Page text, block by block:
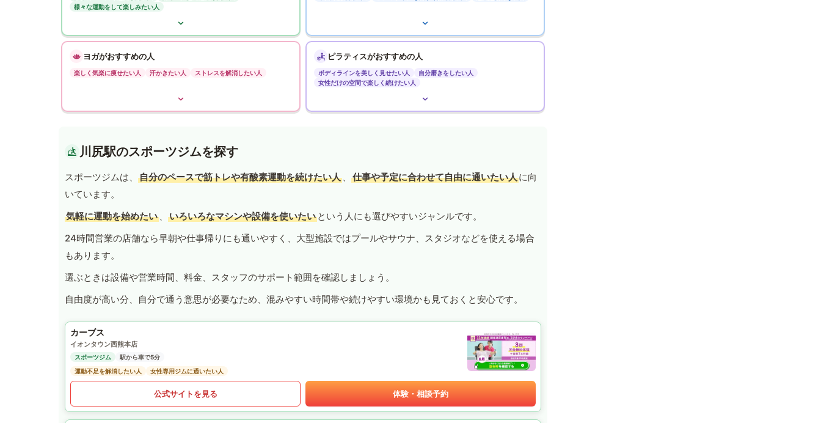
様々な運動をして楽しみたい人
ヨガがおすすめの人
楽しく気楽に痩せたい人 汗かきたい人 ストレスを解消したい人
ピラティスがおすすめの人
ボディラインを美しく見せたい人
自分磨きをしたい人
女性だけの空間で楽しく続けたい人
川尻駅のスポーツジムを探す
スポーツジムは、 自分のペースで筋トレや有酸素運動を続けたい人 、 仕事や予定に合わせて自由に通いたい人に向
いています。
気軽に運動を始めたい 、 いろいろなマシンや設備を使いたい という人にも選びやすいジャンルです。
24時間営業の店舗なら早朝や仕事帰りにも通いやすく、大型施設ではプールやサウナ、スタジオなどを使える場合
もあります。
選ぶときは設備や営業時間、料金、スタッフのサポート範囲を確認しましょう。
自由度が高い分、自分で通う意思が必要なため、混みやすい時間帯や続けやすい環境かも見ておくと安心です。
カーブス
イオンタウン西熊本店
スポーツジム
駅から車で5分
運動不足を解消したい人
女性専用ジムに通いたい人
公式サイトを見る 体験・相談予約